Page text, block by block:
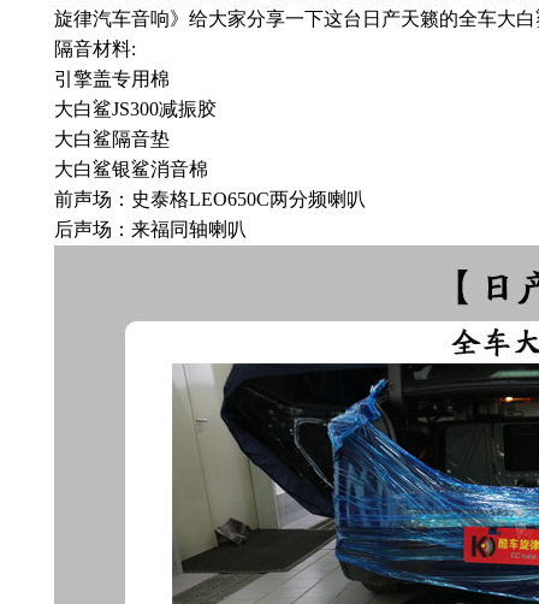
旋律汽车音响》给大家分享一下这台日产天籁的全车大
隔音材料:
引擎盖专用棉
大白鲨JS300减振胶
大白鲨隔音垫
大白鲨银鲨消音棉
前声场：史泰格LEO650C两分频喇叭
后声场：来福同轴喇叭